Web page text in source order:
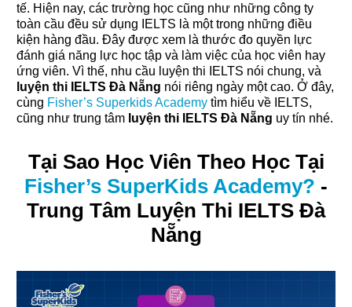
tế. Hiện nay, các trường học cũng như những công ty
toàn cầu đều sử dụng IELTS là một trong những điều
kiện hàng đầu. Đây được xem là thước đo quyền lực
đánh giá năng lực học tập và làm việc của học viên hay
ứng viên. Vì thế, nhu cầu luyện thi IELTS nói chung, và
luyện thi IELTS Đà Nẵng nói riêng ngày một cao. Ở đây,
cùng Fisher’s Superkids Academy tìm hiểu về IELTS,
cũng như trung tâm luyện thi IELTS Đà Nẵng uy tín nhé.
Tại Sao Học Viên Theo Học Tại
Fisher’s SuperKids Academy? -
Trung Tâm Luyện Thi IELTS Đà
Nẵng